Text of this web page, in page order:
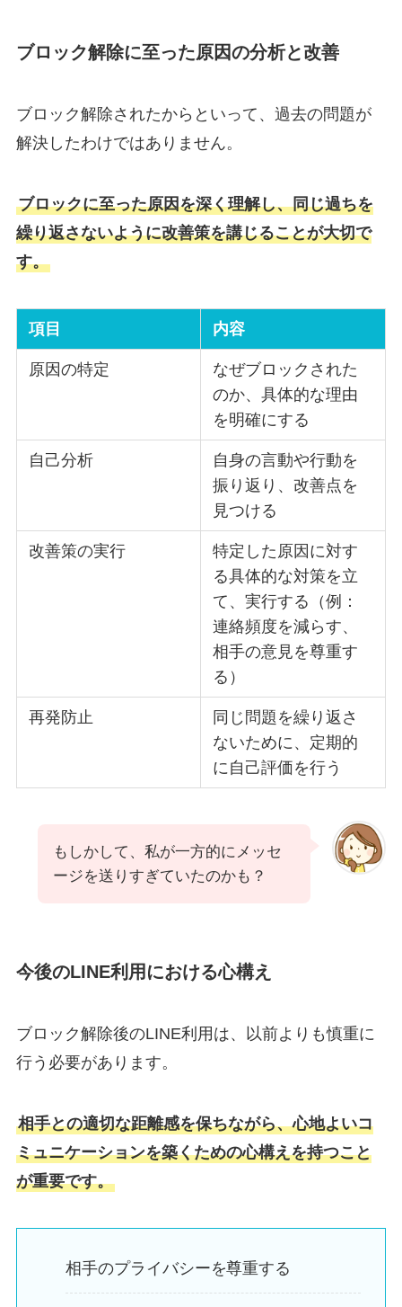
ブロック解除に至った原因の分析と改善
ブロック解除されたからといって、過去の問題が
解決したわけではありません。
ブロックに至った原因を深く理解し、同じ過ちを
繰り返さないように改善策を講じることが大切で
す。
項目 内容
原因の特定
なぜブロックされた
のか、具体的な理由
を明確にする
自己分析
自身の言動や行動を
振り返り、改善点を
見つける
改善策の実行
特定した原因に対す
る具体的な対策を立
て、実行する（例：
連絡頻度を減らす、
相手の意見を尊重す
る）
再発防止
同じ問題を繰り返さ
ないために、定期的
に自己評価を行う
もしかして、私が一方的にメッセ
ージを送りすぎていたのかも？
今後のLINE利用における心構え
ブロック解除後のLINE利用は、以前よりも慎重に
行う必要があります。
相手との適切な距離感を保ちながら、心地よいコ
ミュニケーションを築くための心構えを持つこと
が重要です。
相手のプライバシーを尊重する